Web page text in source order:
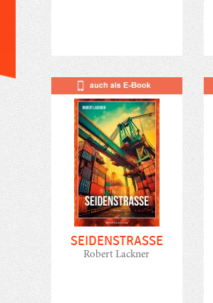
SEIDENSTRASSE
Robert Lackner